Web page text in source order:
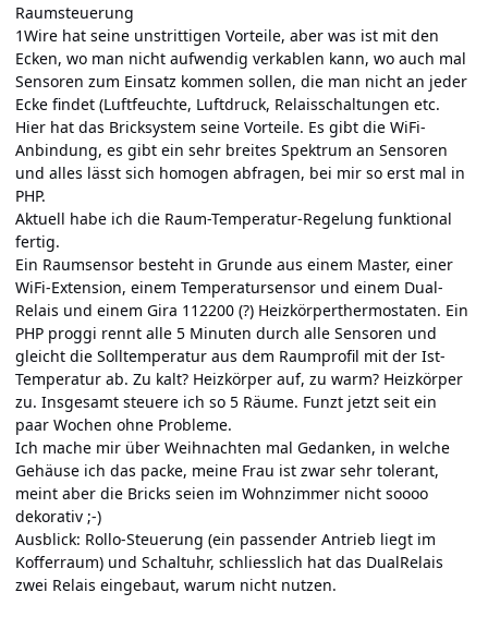
Raumsteuerung
1Wire hat seine unstrittigen Vorteile, aber was ist mit den
Ecken, wo man nicht aufwendig verkablen kann, wo auch mal
Sensoren zum Einsatz kommen sollen, die man nicht an jeder
Ecke findet (Luftfeuchte, Luftdruck, Relaisschaltungen etc.
Hier hat das Bricksystem seine Vorteile. Es gibt die WiFi-
Anbindung, es gibt ein sehr breites Spektrum an Sensoren
und alles lässt sich homogen abfragen, bei mir so erst mal in
PHP.
Aktuell habe ich die Raum-Temperatur-Regelung funktional
fertig.
Ein Raumsensor besteht in Grunde aus einem Master, einer
WiFi-Extension, einem Temperatursensor und einem Dual-
Relais und einem Gira 112200 (?) Heizkörperthermostaten. Ein
PHP proggi rennt alle 5 Minuten durch alle Sensoren und
gleicht die Solltemperatur aus dem Raumprofil mit der Ist-
Temperatur ab. Zu kalt? Heizkörper auf, zu warm? Heizkörper
zu. Insgesamt steuere ich so 5 Räume. Funzt jetzt seit ein
paar Wochen ohne Probleme.
Ich mache mir über Weihnachten mal Gedanken, in welche
Gehäuse ich das packe, meine Frau ist zwar sehr tolerant,
meint aber die Bricks seien im Wohnzimmer nicht soooo
dekorativ ;-)
Ausblick: Rollo-Steuerung (ein passender Antrieb liegt im
Kofferraum) und Schaltuhr, schliesslich hat das DualRelais
zwei Relais eingebaut, warum nicht nutzen.